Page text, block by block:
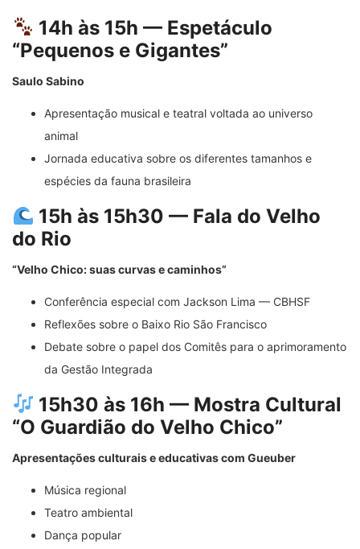
14h às 15h — Espetáculo
“Pequenos e Gigantes”
Saulo Sabino
Apresentação musical e teatral voltada ao universo
animal
Jornada educativa sobre os diferentes tamanhos e
espécies da fauna brasileira
15h às 15h30 — Fala do Velho
do Rio
“Velho Chico: suas curvas e caminhos”
Conferência especial com Jackson Lima — CBHSF
Reflexões sobre o Baixo Rio São Francisco
Debate sobre o papel dos Comitês para o aprimoramento
da Gestão Integrada
15h30 às 16h — Mostra Cultural
“O Guardião do Velho Chico”
Apresentações culturais e educativas com Gueuber
Música regional
Teatro ambiental
Dança popular